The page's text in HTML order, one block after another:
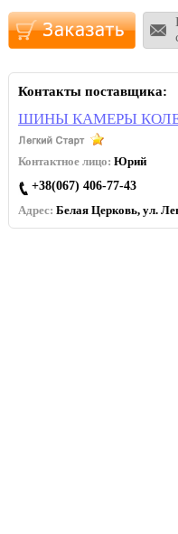
Контакты поставщика:
ШИНЫ КАМЕРЫ
Контактное лицо: Юрий
+38(067) 406-77-43
Адрес: Белая Церковь, ул.